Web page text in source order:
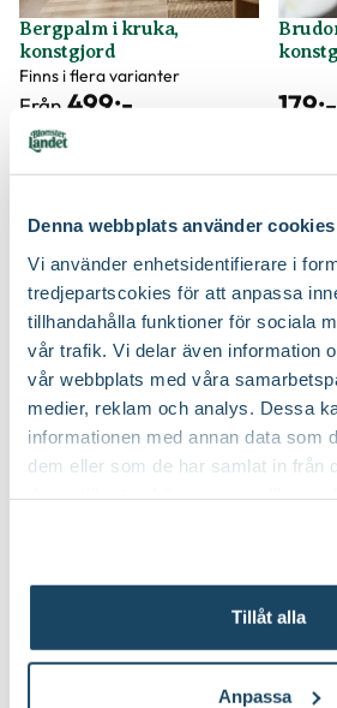
Denna webbplats använder cookies
Vi använder enhetsidentifierare i
tredjepartscokies för att anpassa
tillhandahålla funktioner för sociala
vår trafik. Vi delar även information
vår webbplats med våra
medier, reklam och analys. Dessa
informationen med annan data som
dem eller som de har samlat in från
Tillåt alla
Anpassa
Bergpalm i kruka,
konstgjord
Finns i flera varianter
Från 499:-
Välj butik
179:-
konstgjord
Välj butik
I lager
Välj butik
Online